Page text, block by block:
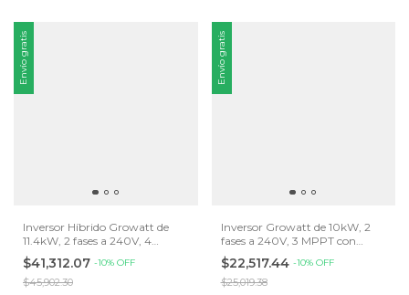
Envío gratis
Inversor Híbrido Growatt de
11.4kW, 2 fases a 240V, 4
MPPT, con Wifi/LAN,
compatible con baterías de litio
de alto voltaje
$41,312.07 -10% OFF
$45,902.30
Envío gratis
Inversor Growatt de 10kW, 2
fases a 240V, 3 MPPT con
antena Wifi integrada y 10
años de garantía.
$22,517.44 -10% OFF
$25,019.38